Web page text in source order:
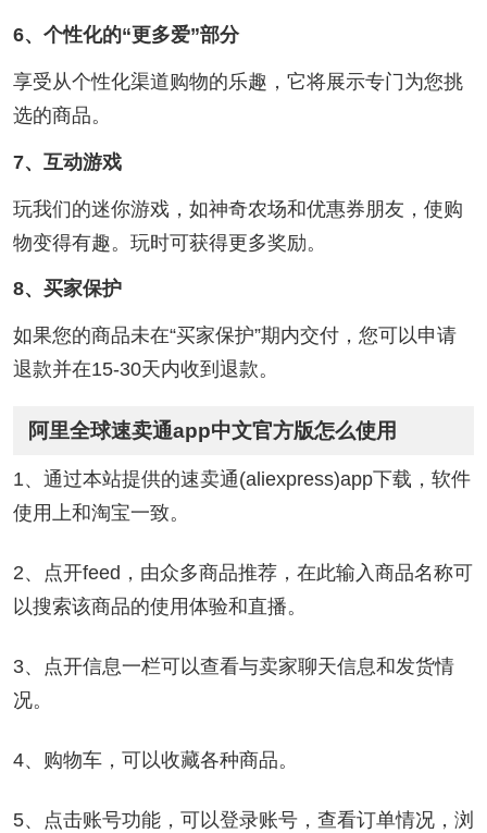
6、个性化的“更多爱”部分
享受从个性化渠道购物的乐趣，它将展示专门为您挑
选的商品。
7、互动游戏
玩我们的迷你游戏，如神奇农场和优惠券朋友，使购
物变得有趣。玩时可获得更多奖励。
8、买家保护
如果您的商品未在“买家保护”期内交付，您可以申请
退款并在15-30天内收到退款。
阿里全球速卖通app中文官方版怎么使用
1、通过本站提供的速卖通(aliexpress)app下载，软件
使用上和淘宝一致。
2、点开feed，由众多商品推荐，在此输入商品名称可
以搜索该商品的使用体验和直播。
3、点开信息一栏可以查看与卖家聊天信息和发货情
况。
4、购物车，可以收藏各种商品。
5、点击账号功能，可以登录账号，查看订单情况，浏